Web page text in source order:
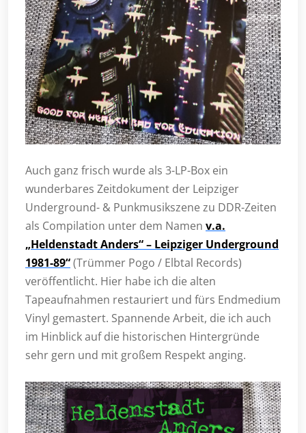
Auch ganz frisch wurde als 3-LP-Box ein
wunderbares Zeitdokument der Leipziger
Underground- & Punkmusikszene zu DDR-Zeiten
als Compilation unter dem Namen v.a.
„Heldenstadt Anders“ – Leipziger Underground
1981-89“(Trümmer Pogo / Elbtal Records)
veröffentlicht. Hier habe ich die alten
Tapeaufnahmen restauriert und fürs Endmedium
Vinyl gemastert. Spannende Arbeit, die ich auch
im Hinblick auf die historischen Hintergründe
sehr gern und mit großem Respekt anging.